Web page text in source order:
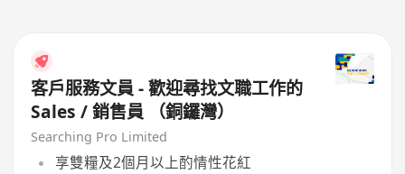
客戶服務文員 - 歡迎尋找文職工作的
Sales / 銷售員 （銅鑼灣）
Searching Pro Limited
享雙糧及2個月以上酌情性花紅